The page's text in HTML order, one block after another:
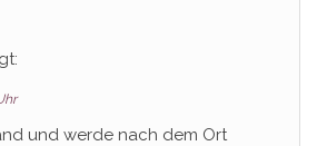
und werde nach dem Ort